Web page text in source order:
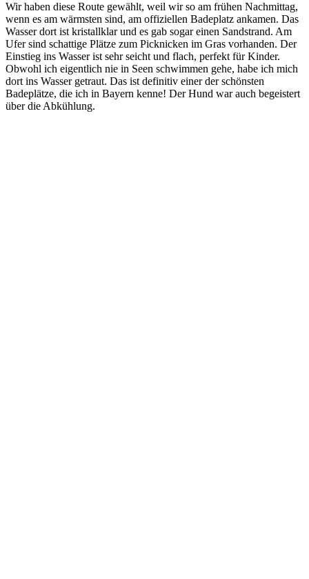
Wir haben diese Route gewählt, weil wir so am frühen Nachmittag,
wenn es am wärmsten sind, am offiziellen Badeplatz ankamen. Das
Wasser dort ist kristallklar und es gab sogar einen Sandstrand. Am
Ufer sind schattige Plätze zum Picknicken im Gras vorhanden. Der
Einstieg ins Wasser ist sehr seicht und flach, perfekt für Kinder.
Obwohl ich eigentlich nie in Seen schwimmen gehe, habe ich mich
dort ins Wasser getraut. Das ist definitiv einer der schönsten
Badeplätze, die ich in Bayern kenne! Der Hund war auch begeistert
über die Abkühlung.